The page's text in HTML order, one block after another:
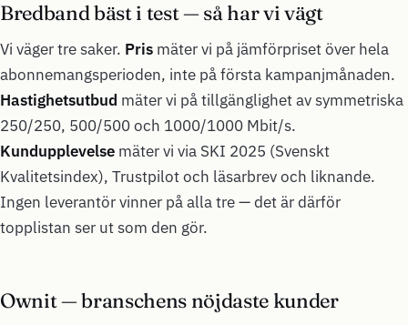
Bredband bäst i test — så har vi vägt
Vi väger tre saker. Pris mäter vi på jämförpriset över hela
abonnemangsperioden, inte på första kampanjmånaden.
Hastighetsutbud mäter vi på tillgänglighet av symmetriska
250/250, 500/500 och 1000/1000 Mbit/s.
Kundupplevelse mäter vi via SKI 2025 (Svenskt
Kvalitetsindex), Trustpilot och läsarbrev och liknande.
Ingen leverantör vinner på alla tre — det är därför
topplistan ser ut som den gör.
Ownit — branschens nöjdaste kunder